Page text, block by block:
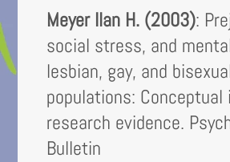
Meyer Ilan H. (2003):
social stress, and
lesbian, gay, and
populations: Conceptual
research evidence.
Bulletin